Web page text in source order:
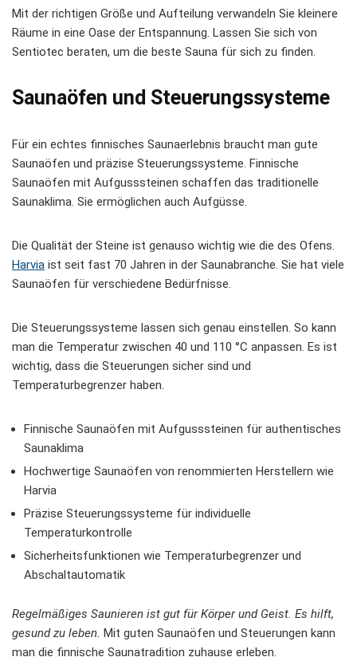
Mit der richtigen Größe und Aufteilung verwandeln Sie kleinere
Räume in eine Oase der Entspannung. Lassen Sie sich von
Sentiotec beraten, um die beste Sauna für sich zu finden.
Saunaöfen und Steuerungssysteme
Für ein echtes finnisches Saunaerlebnis braucht man gute
Saunaöfen und präzise Steuerungssysteme. Finnische
Saunaöfen mit Aufgusssteinen schaffen das traditionelle
Saunaklima. Sie ermöglichen auch Aufgüsse.
Die Qualität der Steine ist genauso wichtig wie die des Ofens.
Harvia ist seit fast 70 Jahren in der Saunabranche. Sie hat viele
Saunaöfen für verschiedene Bedürfnisse.
Die Steuerungssysteme lassen sich genau einstellen. So kann
man die Temperatur zwischen 40 und 110 °C anpassen. Es ist
wichtig, dass die Steuerungen sicher sind und
Temperaturbegrenzer haben.
Finnische Saunaöfen mit Aufgusssteinen für authentisches
Saunaklima
Hochwertige Saunaöfen von renommierten Herstellern wie
Harvia
Präzise Steuerungssysteme für individuelle
Temperaturkontrolle
Sicherheitsfunktionen wie Temperaturbegrenzer und
Abschaltautomatik
Regelmäßiges Saunieren ist gut für Körper und Geist. Es hilft,
gesund zu leben. Mit guten Saunaöfen und Steuerungen kann
man die finnische Saunatradition zuhause erleben.